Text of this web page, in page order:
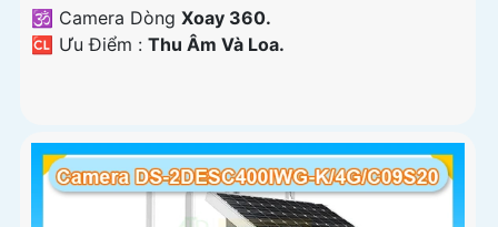
🕉️ Camera Dòng Xoay 360.
️🆑 Ưu Điểm : Thu Âm Và Loa.